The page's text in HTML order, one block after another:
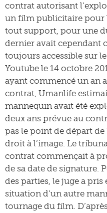
contrat autorisant
un film publicitaire pour
tout support, pour une
dernier avait cependant
toujours accessible sur
Youtube le 14 octobre
ayant commencé un an
contrat, Umanlife
mannequin avait été
deux ans prévue au
pas le point de départ
droit à l’image. Le
contrat commençait à
de sa date de signature.
des parties, le juge a
situation d’un autre
tournage du film.